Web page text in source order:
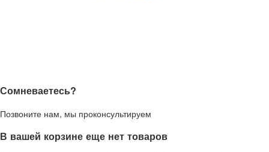
Сомневаетесь?
Позвоните нам, мы проконсультируем
В вашей корзине еще нет товаров